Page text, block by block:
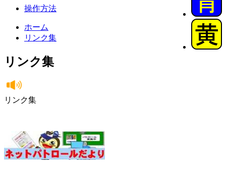
操作方法
ホーム
リンク集
リンク集
リンク集